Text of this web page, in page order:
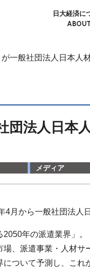
日大経済に
ABOUT
一般社団法人日本人
団法人日本
メディア
4月から一般社団法人
年の派遣業界」。
、派遣事業・人材サ
ついて予測し、これ